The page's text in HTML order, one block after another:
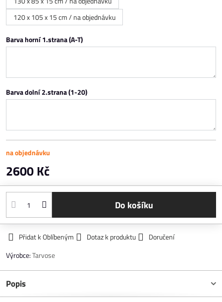
120 x 105 x 15 cm / na objednávku
Barva horní 1.strana (A-T)
Barva dolní 2.strana (1-20)
na objednávku
2600 Kč
Do košíku
Přidat k Oblíbeným Dotaz k produktu
Doručení
Výrobce:Tarvose
Popis